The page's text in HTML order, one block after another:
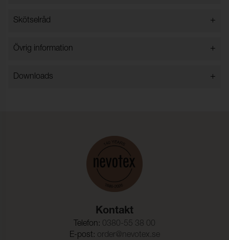
Bredd:
Rullängd (m):
152
100% Polyester
100000
7-8
Skötselråd +
Övrig information +
Downloads +
Kontakt
Telefon: 0380-55 38 00
E-post: order@nevotex.se